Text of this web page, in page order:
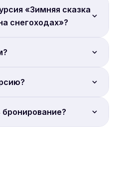
«Зимняя сказка
снегоходах»?
Бронируйте онлайн.
обл., с Троицкое, ул.
на сайте Sputnik8.